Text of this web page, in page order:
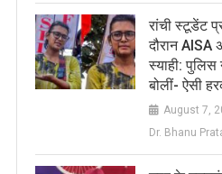
रांची स्टूडेंट
दौरान AISA
स्याही: पुलिस
बोलीं- ऐसी
August 7,
Dr. Bhanu